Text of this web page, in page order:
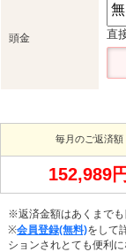
頭金 直
毎月のご返済額
152,989円
※返済金額はあくまでも
※会員登録(無料)をして
ションされとても便利に